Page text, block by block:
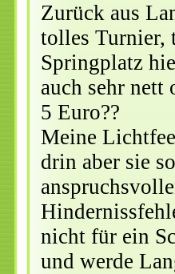
Zurück aus
tolles Turnier,
Springplatz
auch sehr nett
5 Euro??
Meine
drin aber sie
nicht für ein
und werde